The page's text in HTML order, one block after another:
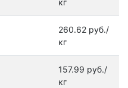
кг
260.62 руб./
кг
157.99 руб./
кг